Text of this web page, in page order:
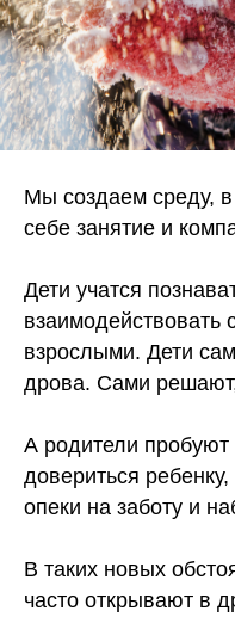
Мы создаем среду,
себе занятие и
Дети учатся
взаимодействовать
взрослыми. Дети
дрова. Сами
А родители пробуют
довериться
опеки на заботу и
В таких новых
часто открывают в